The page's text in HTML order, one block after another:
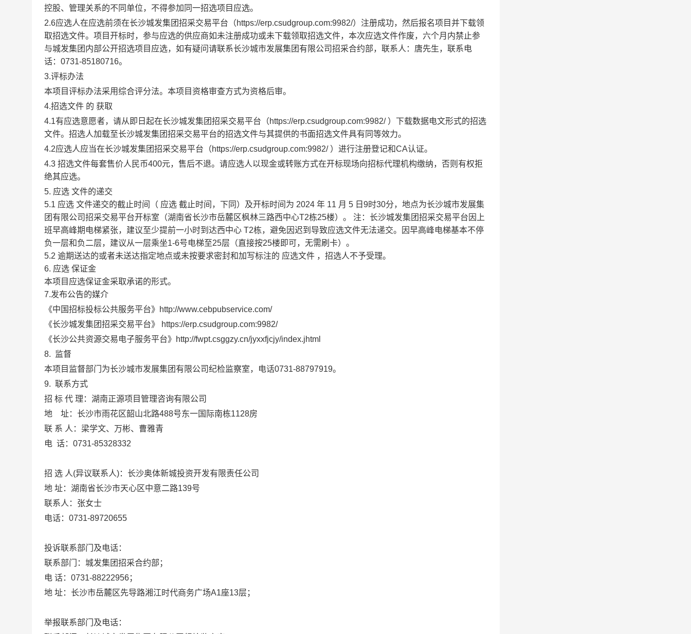
控股、管理关系的不同单位，不得参加同一招选项目应选。
2.6应选人在应选前须在长沙城发集团招采交易平台（https://erp.csudgroup.com:9982/）注册成功，然后报名项目并下载领
取招选文件。 项目开标时，参与应选的供应商如未注册成功或未下载领取招选文件，本次应选文件作废，六个月内禁止参
与城发集团内部公开招选项目应选，如有疑问请联系长沙城市发展集团有限公司招采合约部，联系人：唐先生，联系电
话： 0731-85180716。
3.评标办法
本项目评标办法采用综合评分法。本项目资格审查方式为资格后审。
4.招选文件 的 获取
4.1有应选意愿者，请从即日起在长沙城发集团招采交易平台（https://erp.csudgroup.com:9982/ ）下载数据电文形式的招选
文件。招选人加载至长沙城发集团招采交易平台的招选文件与其提供的书面招选文件具有同等效力。
4.2应选人应当在长沙城发集团招采交易平台（https://erp.csudgroup.com:9982/ ）进行注册登记和CA认证。
4.3 招选文件每套售价人民币400元，售后不退。 请应选人以现金或转账方式在开标现场向招标代理机构缴纳，否则有权拒
绝其应选。
5. 应选 文件的递交
5.1 应选 文件递交的截止时间（ 应选 截止时间，下同）及开标时间为 2024 年 11 月 5 日 9时30分，地点为长沙城市发展集
团有限公司招采交易平台开标室（湖南省长沙市岳麓区枫林三路西中心T2栋25楼）。
注：长沙城发集团招采交易平台因上
班早高峰期电梯紧张，建议至少提前一小时到达西中心 T2栋，避免因迟到导致应选文件无法递交。因早高峰电梯基本不停
负一层和负二层，建议从一层乘坐1-6号电梯至25层（直接按25楼即可，无需刷卡）。
5.2 逾期送达的或者未送达指定地点或未按要求密封和加写标注的 应选文件 ，招选人不予受理。
6. 应选 保证金
本项目应选保证金采取承诺的形式。
7.发布公告的媒介
《中国招标投标公共服务平台》 http://www.cebpubservice.com/
《长沙城发集团招采交易平台》
https://erp.csudgroup.com:9982/
《长沙公共资源交易电子服务平台》 http://fwpt.csggzy.cn/jyxxfjcjy/index.jhtml
8.
监督
本项目监督部门为长沙城市发展集团有限公司纪检监察室，电话0731-88797919。
9. 联系方式
招 标 代 理：湖南正源项目管理咨询有限公司
地
址：长沙市雨花区韶山北路488号东一国际南栋1128房
联 系 人： 梁学文、 万彬、 曹雅青
电 话：0731-85328332
招 选 人(异议联系人)： 长沙奥体新城投资开发有限责任公司
地 址：湖南省长沙市天心区中意二路139号
联系人： 张女士
电话： 0731-89720655
投诉联系部门及电话：
联系部门：城发集团招采合约部；
电 话：0731-88222956；
地 址：长沙市岳麓区先导路湘江时代商务广场A1座13层；
举报联系部门及电话：